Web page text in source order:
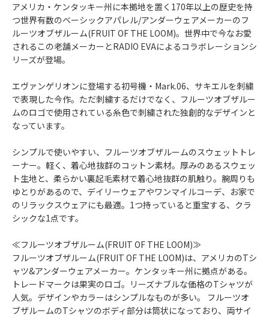
アメリカ・ケンタッキー州に本拠地を置く170年以上の歴史を持
つ世界有数のベーシックアパレル/アンダーウェアメーカーのフ
ルーツオブザルーム(FRUIT OF THE LOOM)。世界中で今なお愛
されるこの老舗メーカーとRADIO EVAによるコラボレーションシ
リーズが登場。
エヴァンゲリオンに登場する初号機・Mark.06、サキエルを刺繍
で表現した今作。ただ刺繍するだけでなく、フルーツオブザルー
ムのロゴで使用されている糸色で刺繍された独創的なデザインと
なっています。
シンプルで使いやすい、フルーツオブザルームのスウェットトレ
ーナー。軽く、着心地抜群のコットン素材。厚みのあるスウェッ
ト生地と、柔らかい裏起毛素材で着心地抜群の肌触り。腕周りも
ゆとりがあるので、デイリーウェアやワンマイルコーデ、お家で
のリラックスウェアにも最適。1つ持っていると重宝する、クラ
シックな1点です。
≪フルーツオブザルーム(FRUIT OF THE LOOM)≫
フルーツオブザルーム(FRUIT OF THE LOOM)は、アメリカのTシ
ャツ&アンダーウェアメーカー。ケンタッキー州に拠点がある。
トレードマークは果実のロゴ。リーズナブルな価格のTシャツが
人気。デザインやカラーはシンプルなものが多い。 フルーツオ
ブザルームのTシャツのボディ部分は筒状になっており、両サイ